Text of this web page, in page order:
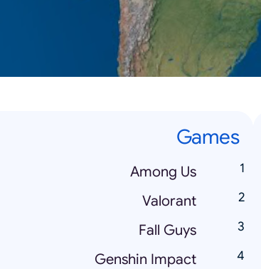
Games
Among Us
Valorant
Fall Guys
Genshin Impact